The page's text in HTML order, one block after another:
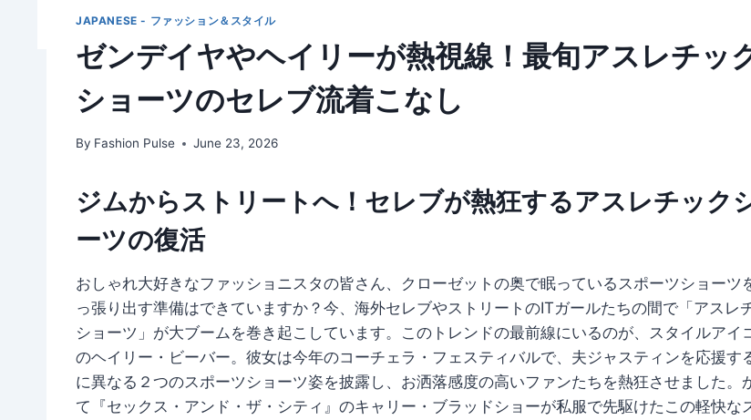
JAPANESE - ファッション＆スタイル
ゼンデイヤやヘイリーが熱視線！最旬アスレチッ
ショーツのセレブ流着こなし
By Fashion Pulse June 23, 2026
ジムからストリートへ！セレブが熱狂するアスレチック
ーツの復活
おしゃれ大好きなファッショニスタの皆さん、クローゼットの奥で眠っているスポーツショーツ
っ張り出す準備はできていますか？今、海外セレブやストリートのITガールたちの間で「アスレ
ショーツ」が大ブームを巻き起こしています。このトレンドの最前線にいるのが、スタイルアイ
のヘイリー・ビーバー。彼女は今年のコーチェラ・フェスティバルで、夫ジャスティンを応援す
に異なる２つのスポーツショーツ姿を披露し、お洒落感度の高いファンたちを熱狂させました。
て『セックス・アンド・ザ・シティ』のキャリー・ブラッドショーが私服で先駆けたこの軽快な